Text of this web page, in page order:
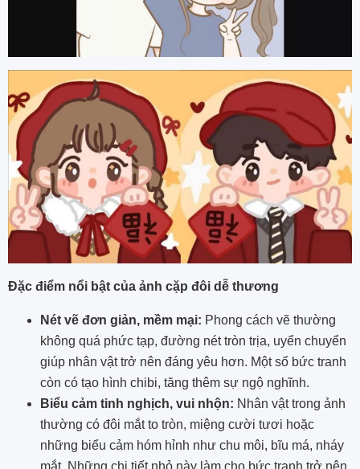
Đặc điểm nổi bật của ảnh cặp đôi dễ thương
Nét vẽ đơn giản, mềm mại: Phong cách vẽ thường
không quá phức tạp, đường nét tròn trịa, uyển chuyển
giúp nhân vật trở nên đáng yêu hơn. Một số bức tranh
còn có tạo hình chibi, tăng thêm sự ngộ nghĩnh.
Biểu cảm tinh nghịch, vui nhộn: Nhân vật trong ảnh
thường có đôi mắt to tròn, miệng cười tươi hoặc
những biểu cảm hóm hỉnh như chu môi, bĩu má, nháy